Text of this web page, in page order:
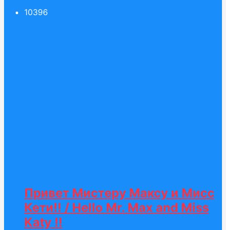
10396
Привет Мистеру Максу и Мисс
Кети!! / Hello Mr. Max and Miss
Katy !!